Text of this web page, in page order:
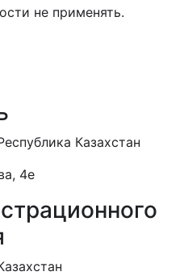
не применять.
Казахстан
4е